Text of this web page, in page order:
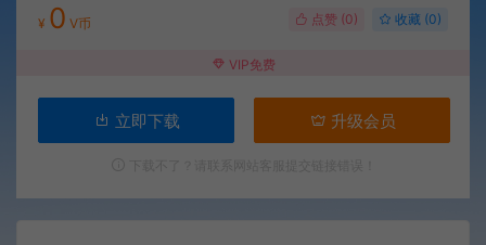
¥ 0 V币 点赞 (0) 收藏 (0)
VIP免费
立即下载 升级会员